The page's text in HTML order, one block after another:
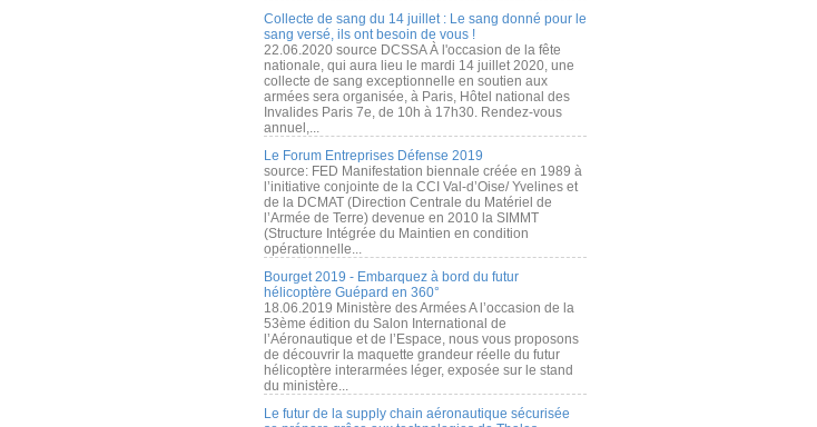
Collecte de sang du 14 juillet : Le sang donné pour le
sang versé, ils ont besoin de vous !
22.06.2020 source DCSSA À l'occasion de la fête
nationale, qui aura lieu le mardi 14 juillet 2020, une
collecte de sang exceptionnelle en soutien aux
armées sera organisée, à Paris, Hôtel national des
Invalides Paris 7e, de 10h à 17h30. Rendez-vous
annuel,...
Le Forum Entreprises Défense 2019
source: FED Manifestation biennale créée en 1989 à
l’initiative conjointe de la CCI Val-d’Oise/ Yvelines et
de la DCMAT (Direction Centrale du Matériel de
l’Armée de Terre) devenue en 2010 la SIMMT
(Structure Intégrée du Maintien en condition
opérationnelle...
Bourget 2019 - Embarquez à bord du futur
hélicoptère Guépard en 360°
18.06.2019 Ministère des Armées A l’occasion de la
53ème édition du Salon International de
l’Aéronautique et de l’Espace, nous vous proposons
de découvrir la maquette grandeur réelle du futur
hélicoptère interarmées léger, exposée sur le stand
du ministère...
Le futur de la supply chain aéronautique sécurisée